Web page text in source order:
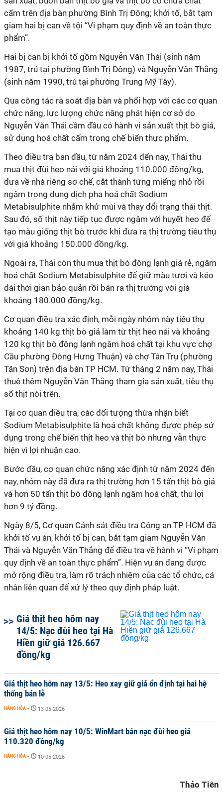
cấm trên địa bàn phường Bình Trị Đông; khởi tố, bắt tạm
giam hai bị can về tội “Vi phạm quy định về an toàn thực
phẩm”.
Hai bị can bị khởi tố gồm Nguyễn Văn Thái (sinh năm
1987, trú tại phường Bình Trị Đông) và Nguyễn Văn Thắng
(sinh năm 1990, trú tại phường Trung Mỹ Tây).
Qua công tác rà soát địa bàn và phối hợp với các cơ quan
chức năng, lực lượng chức năng phát hiện cơ sở do
Nguyễn Văn Thái cầm đầu có hành vi sản xuất thịt bò giả,
sử dụng hoá chất cấm trong chế biến thực phẩm.
Theo điều tra ban đầu, từ năm 2024 đến nay, Thái thu
mua thịt đùi heo nái với giá khoảng 110.000 đồng/kg,
đưa về nhà riêng sơ chế, cắt thành từng miếng nhỏ rồi
ngâm trong dung dịch pha hoá chất Sodium
Metabisulphite nhằm khử mùi và thay đổi trạng thái thịt.
Sau đó, số thịt này tiếp tục được ngâm với huyết heo để
tạo màu giống thịt bò trước khi đưa ra thị trường tiêu thụ
với giá khoảng 150.000 đồng/kg.
Ngoài ra, Thái còn thu mua thịt bò đông lạnh giá rẻ, ngâm
hoá chất Sodium Metabisulphite để giữ màu tươi và kéo
dài thời gian bảo quản rồi bán ra thị trường với giá
khoảng 180.000 đồng/kg.
Cơ quan điều tra xác định, mỗi ngày nhóm này tiêu thụ
khoảng 140 kg thịt bò giả làm từ thịt heo nái và khoảng
120 kg thịt bò đông lạnh ngâm hoá chất tại khu vực chợ
Cầu phường Đông Hưng Thuận) và chợ Tân Trụ (phường
Tân Sơn) trên địa bàn TP HCM. Từ tháng 2 năm nay, Thái
thuê thêm Nguyễn Văn Thắng tham gia sản xuất, tiêu thụ
số thịt nói trên.
Tại cơ quan điều tra, các đối tượng thừa nhận biết
Sodium Metabisulphite là hoá chất không được phép sử
dụng trong chế biến thịt heo và thịt bò nhưng vẫn thực
hiện vì lợi nhuận cao.
Bước đầu, cơ quan chức năng xác định từ năm 2024 đến
nay, nhóm này đã đưa ra thị trường hơn 15 tấn thịt bò giả
và hơn 50 tấn thịt bò đông lạnh ngâm hoá chất, thu lợi
hơn 9 tỷ đồng.
Ngày 8/5, Cơ quan Cảnh sát điều tra Công an TP HCM đã
khởi tố vụ án, khởi tố bị can, bắt tạm giam Nguyễn Văn
Thái và Nguyễn Văn Thắng để điều tra về hành vi “Vi phạm
quy định về an toàn thực phẩm”. Hiện vụ án đang được
mở rộng điều tra, làm rõ trách nhiệm của các tổ chức, cá
nhân liên quan để xử lý theo quy định pháp luật.
Giá thịt heo hôm nay
14/5: Nạc đùi heo tại Hà
Hiền giữ giá 126.667
đồng/kg
Giá thịt heo hôm nay 13/5: Heo xay giữ giá ổn định tại hai hệ
thống bán lẻ
HÀNG HÓA - 13-05-2026
Giá thịt heo hôm nay 10/5: WinMart bán nạc đùi heo giá
110.320 đồng/kg
HÀNG HÓA - 10-05-2026
Thảo Tiên